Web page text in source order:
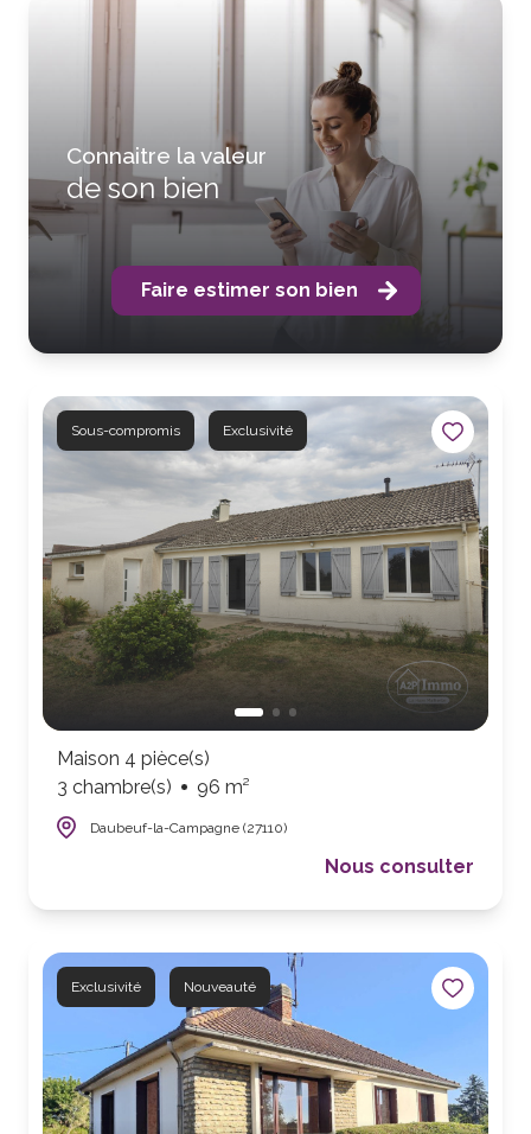
Connaitre la valeur
de son bien
Faire estimer son bien
Sous-compromis Exclusivité
Maison 4 pièce(s)
3 chambre(s)
96 m²
Daubeuf-la-Campagne (27110)
Nous consulter
Exclusivité Nouveauté